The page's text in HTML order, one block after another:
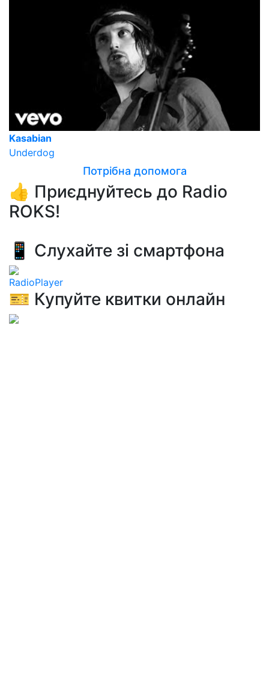
Kasabian
Underdog
Потрібна допомога
👍 Приєднуйтесь до Radio
ROKS!
📱 Слухайте зі смартфона
RadioPlayer
🎫 Купуйте квитки онлайн